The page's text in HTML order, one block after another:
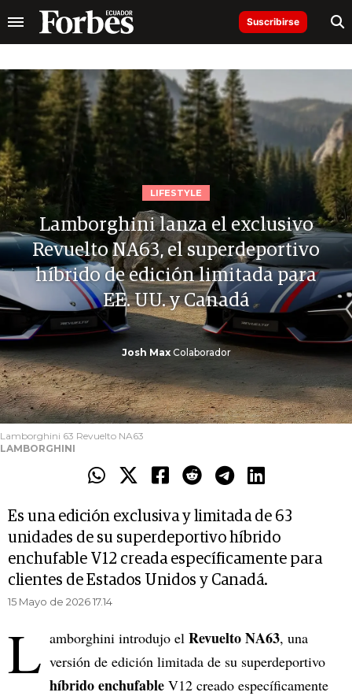
Suscribirse
LIFESTYLE
Lamborghini lanza el exclusivo
Revuelto NA63, el superdeportivo
híbrido de edición limitada para
EE. UU. y Canadá
Josh MaxColaborador
Lamborghini 63 Revuelto NA63
LAMBORGHINI
Es una edición exclusiva y limitada de 63
unidades de su superdeportivo híbrido
enchufable V12 creada específicamente para
clientes de Estados Unidos y Canadá.
15 Mayo de 2026 17.14
L amborghini introdujo el Revuelto NA63, una
versión de edición limitada de su superdeportivo
híbrido enchufable V12 creado específicamente